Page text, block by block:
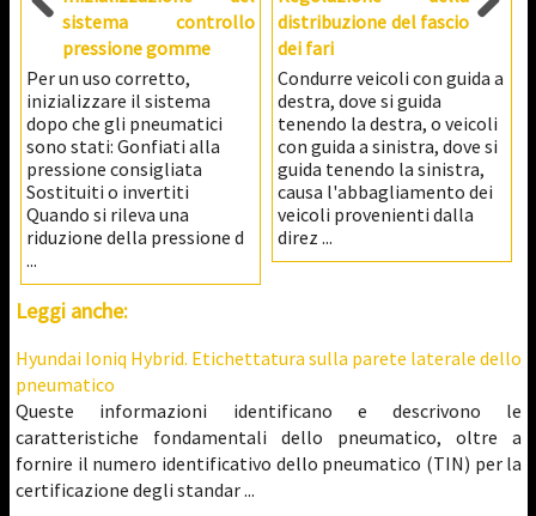
sistema controllo
pressione gomme
Per un uso corretto,
inizializzare il sistema
dopo che gli pneumatici
sono stati: Gonfiati alla
pressione consigliata
Sostituiti o invertiti
Quando si rileva una
riduzione della pressione d
...
distribuzione del fascio
dei fari
Condurre veicoli con guida a
destra, dove si guida
tenendo la destra, o veicoli
con guida a sinistra, dove si
guida tenendo la sinistra,
causa l'abbagliamento dei
veicoli provenienti dalla
direz ...
Leggi anche:
Hyundai Ioniq Hybrid. Etichettatura sulla parete laterale dello
pneumatico
Queste informazioni identificano e descrivono le
caratteristiche fondamentali dello pneumatico, oltre a
fornire il numero identificativo dello pneumatico (TIN) per la
certificazione degli standar ...